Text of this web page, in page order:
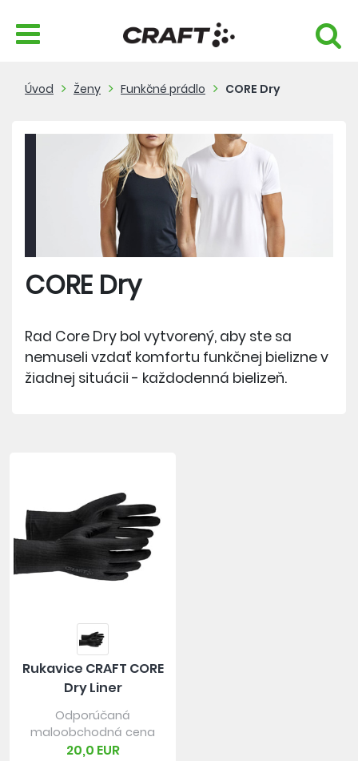
Úvod Ženy Funkčné prádlo CORE Dry
CORE Dry
Rad Core Dry bol vytvorený, aby ste sa
nemuseli vzdať komfortu funkčnej bielizne v
žiadnej situácii - každodenná bielizeň.
Rukavice CRAFT CORE
Dry Liner
Odporúčaná
maloobchodná cena
20,0 EUR